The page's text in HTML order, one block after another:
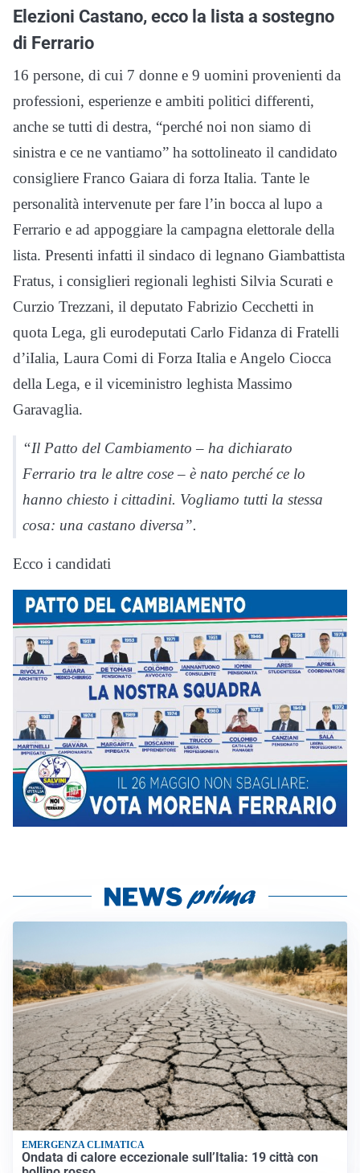
Elezioni Castano, ecco la lista a sostegno
di Ferrario
16 persone, di cui 7 donne e 9 uomini provenienti da
professioni, esperienze e ambiti politici differenti,
anche se tutti di destra, “perché noi non siamo di
sinistra e ce ne vantiamo” ha sottolineato il candidato
consigliere Franco Gaiara di forza Italia. Tante le
personalità intervenute per fare l’in bocca al lupo a
Ferrario e ad appoggiare la campagna elettorale della
lista. Presenti infatti il sindaco di legnano Giambattista
Fratus, i consiglieri regionali leghisti Silvia Scurati e
Curzio Trezzani, il deputato Fabrizio Cecchetti in
quota Lega, gli eurodeputati Carlo Fidanza di Fratelli
d’iIalia, Laura Comi di Forza Italia e Angelo Ciocca
della Lega, e il viceministro leghista Massimo
Garavaglia.
“Il Patto del Cambiamento – ha dichiarato
Ferrario tra le altre cose – è nato perché ce lo
hanno chiesto i cittadini. Vogliamo tutti la stessa
cosa: una castano diversa”.
Ecco i candidati
EMERGENZA CLIMATICA
Ondata di calore eccezionale sull’Italia: 19 città con